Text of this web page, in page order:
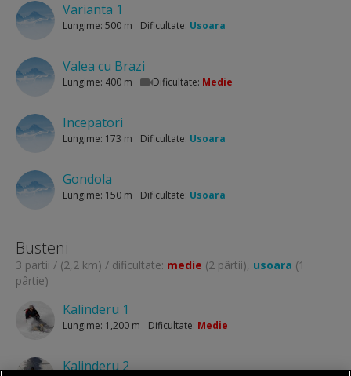
Varianta 1
Lungime: 500 m Dificultate: Usoara
Valea cu Brazi
Lungime: 400 m Dificultate: Medie
Incepatori
Lungime: 173 m Dificultate: Usoara
Gondola
Lungime: 150 m Dificultate: Usoara
Busteni
3 partii / (2,2 km) / dificultate: medie (2 pârtii), usoara (1
pârtie)
Kalinderu 1
Lungime: 1,200 m Dificultate: Medie
Kalinderu 2